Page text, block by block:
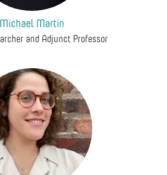
Michael Martin
and Adjunct Professor